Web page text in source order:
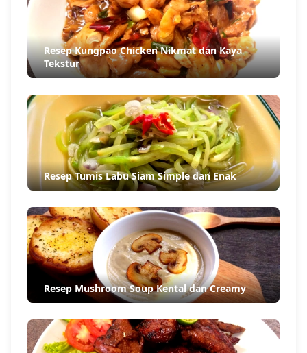
Resep Kungpao Chicken Nikmat dan Kaya
Tekstur
Resep Tumis Labu Siam Simple dan Enak
Resep Mushroom Soup Kental dan Creamy